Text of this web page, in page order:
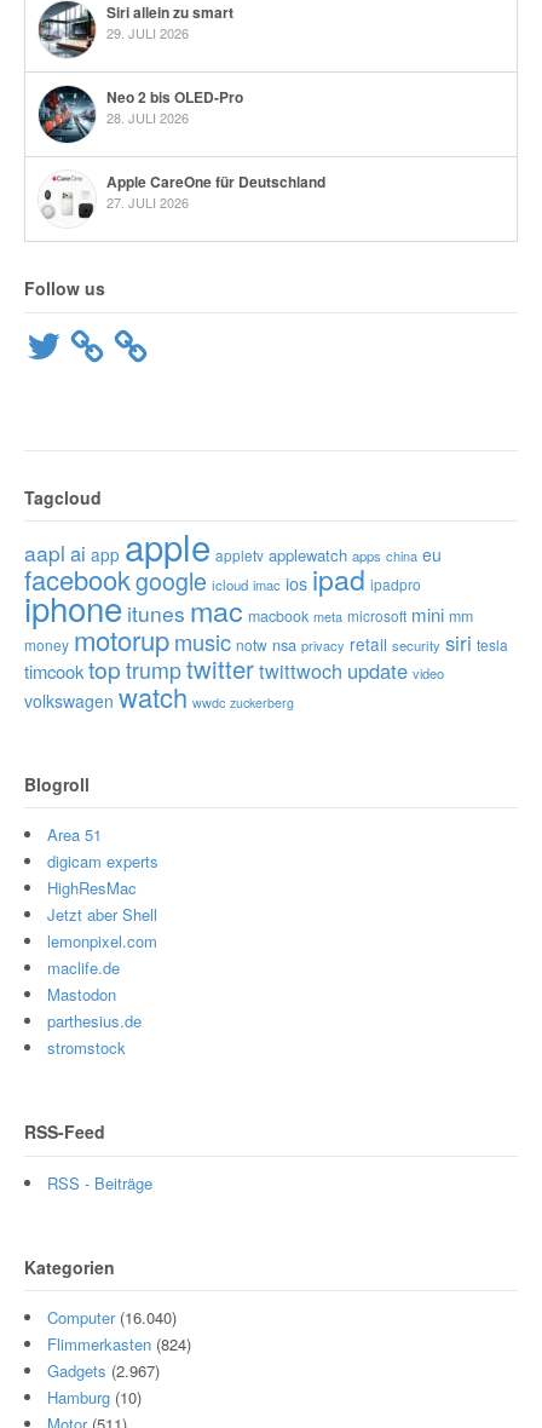
Siri allein zu smart
29. JULI 2026
Neo 2 bis OLED-Pro
28. JULI 2026
Apple CareOne für Deutschland
27. JULI 2026
Follow us
Twitter
Tagcloud
aapl ai app apple appletv applewatch apps china eu
facebookgoogle icloud imac ios ipad ipadpro
iphone itunes mac macbook meta microsoft mini mm
money motorupmusic notw nsa privacy retail security siri tesla
timcooktop trumptwittertwittwoch update video
volkswagen watch wwdc zuckerberg
Blogroll
Area 51
digicam experts
HighResMac
Jetzt aber Shell
lemonpixel.com
maclife.de
Mastodon
parthesius.de
stromstock
RSS-Feed
RSS - Beiträge
Kategorien
Computer(16.040)
Flimmerkasten (824)
Gadgets (2.967)
Hamburg (10)